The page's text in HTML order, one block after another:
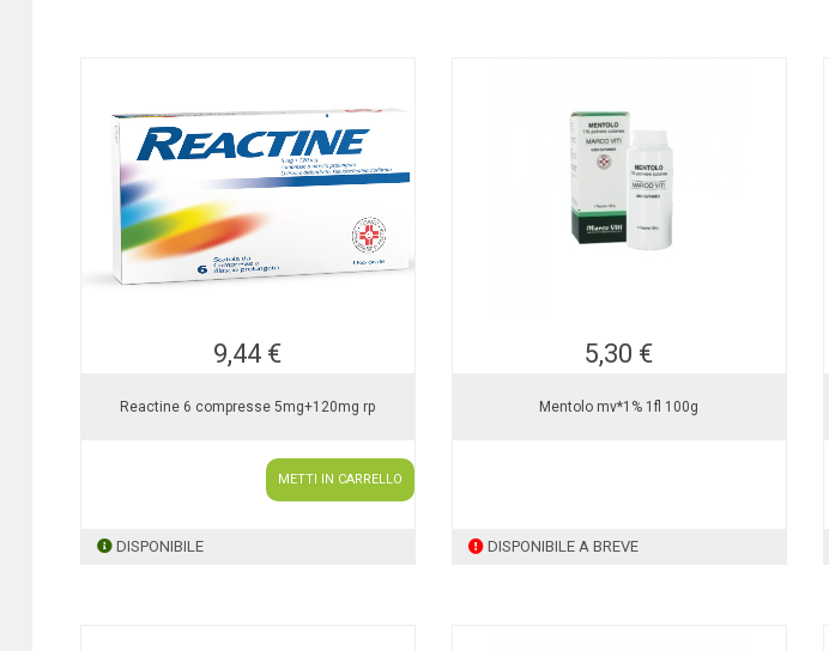
9,44 €
Reactine 6 compresse 5mg+120mg rp
METTI IN CARRELLO
DISPONIBILE
5,30 €
Mentolo mv*1% 1fl 100g
DISPONIBILE A BREVE